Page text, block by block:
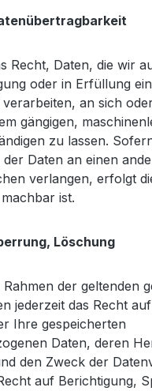
Recht, Daten, die wir
oder in Erfüllung
an sich
gängigen,
zu lassen.
Daten an einen
verlangen, erfolgt
ist.
Löschung
Rahmen der geltenden
jederzeit das Recht
Ihre gespeicherten
Daten, deren
den Zweck der
auf Berichtigung,